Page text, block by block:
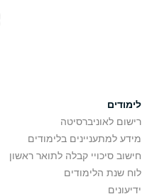
לימודים
רישום לאוניברסיטה
מידע למתעניינים בלימודים
חישוב סיכויי קבלה לתואר ראשון
לוח שנת הלימודים
ידיעונים